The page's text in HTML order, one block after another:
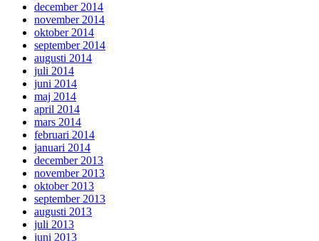
december 2014
november 2014
oktober 2014
september 2014
augusti 2014
juli 2014
juni 2014
maj 2014
april 2014
mars 2014
februari 2014
januari 2014
december 2013
november 2013
oktober 2013
september 2013
augusti 2013
juli 2013
juni 2013